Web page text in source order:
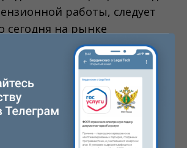
работы, следует
сегодня на рынке
основных игрока, в равных
коробочное и
дел